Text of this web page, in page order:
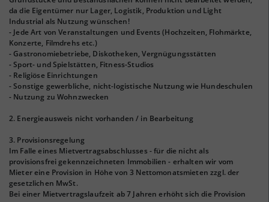
da die Eigentümer nur Lager, Logistik, Produktion und Light
Industrial als Nutzung wünschen!
- Jede Art von Veranstaltungen und Events (Hochzeiten, Flohmärkte,
Konzerte, Filmdrehs etc.)
- Gastronomiebetriebe, Diskotheken, Vergnügungsstätten
- Sport- und Spielstätten, Fitness-Studios
- Religiöse Einrichtungen
- Sonstige gewerbliche, nicht-logistische Nutzung wie Hundeschulen
- Nutzung zu Wohnzwecken
2. Energieausweis nicht vorhanden / in Bearbeitung
3. Provisionsregelung
Im Falle eines Mietvertragsabschlusses - für die nicht als
provisionsfrei gekennzeichneten Immobilien - erhalten wir vom
Mieter eine Provision in Höhe von 3 Nettomonatsmieten zzgl. der
gesetzlichen MwSt.
Bei einer Mietvertragslaufzeit ab 7 Jahren erhöht sich die Provision